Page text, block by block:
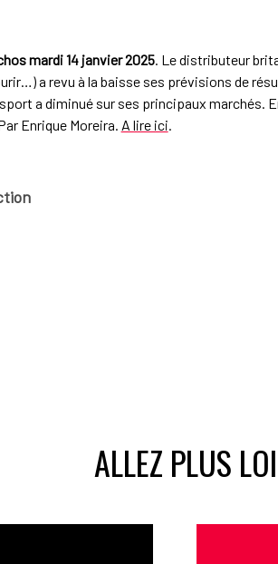
mardi 14 janvier 2025. Le distributeur
a revu à la baisse ses prévisions de
a diminué sur ses principaux marchés.
Enrique Moreira. A lire ici
ALLEZ PLUS